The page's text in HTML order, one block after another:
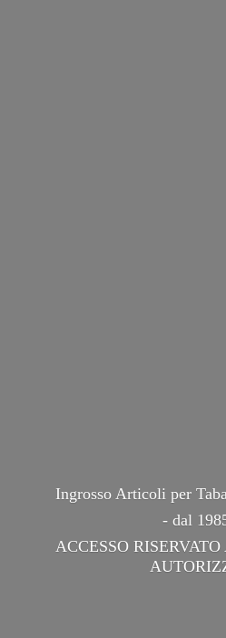
Ingrosso Articoli per
- dal
ACCESSO